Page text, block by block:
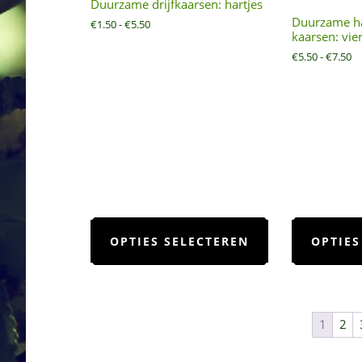
Duurzame drijfkaarsen: hartjes
€1.50-€5.50Prijsklasse:
OPTIES SELECTEREN
Dit
meerdere
Duurzame
kaarsen:
€5.50-€7.50
1 2